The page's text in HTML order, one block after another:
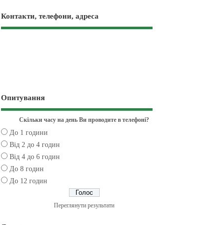
Контакти, телефони, адреса
Опитування
Скільки часу на день Ви проводите в телефоні?
До 1 години
Від 2 до 4 годин
Від 4 до 6 годин
До 8 годин
До 12 годин
Переглянути результати